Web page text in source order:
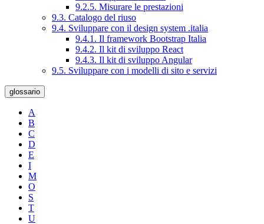
9.2.5. Misurare le prestazioni
9.3. Catalogo del riuso
9.4. Sviluppare con il design system .italia
9.4.1. Il framework Bootstrap Italia
9.4.2. Il kit di sviluppo React
9.4.3. Il kit di sviluppo Angular
9.5. Sviluppare con i modelli di sito e servizi
glossario
A
B
C
D
E
I
M
O
S
T
U